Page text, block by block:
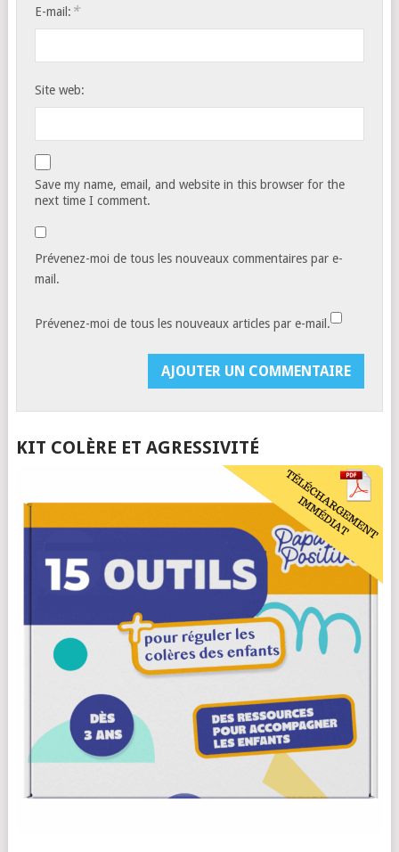
E-mail: *
Site web:
Save my name, email, and website in this browser for the
next time I comment.
Prévenez-moi de tous les nouveaux commentaires par e-
mail.
Prévenez-moi de tous les nouveaux articles par e-mail.
KIT COLÈRE ET AGRESSIVITÉ